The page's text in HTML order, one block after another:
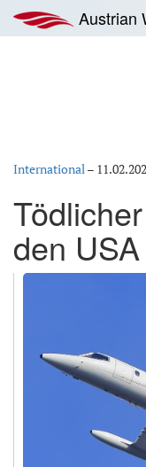
Inhalt
springen
Austrian
International–
den USA